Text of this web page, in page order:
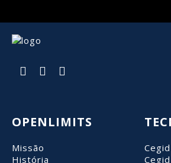
OPENLIMITS
Missão
História